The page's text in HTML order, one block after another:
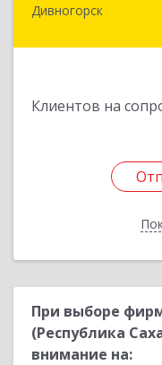
Дивногорск
Клиентов на
663090
При выборе
(Республика
внимание на: